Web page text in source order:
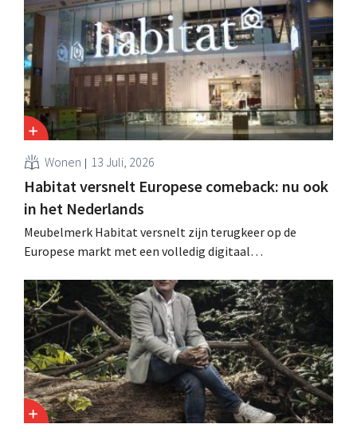
een betere prestatie van Heron Foods vingen de daling
op.
Wonen 13 Juli, 2026
Habitat versnelt Europese comeback: nu ook
in het Nederlands
Meubelmerk Habitat versnelt zijn terugkeer op de
Europese markt met een volledig digitaal
unique groeit het merk opnieuw en mikt het op
aanwezigheid in veertien Europese landen.